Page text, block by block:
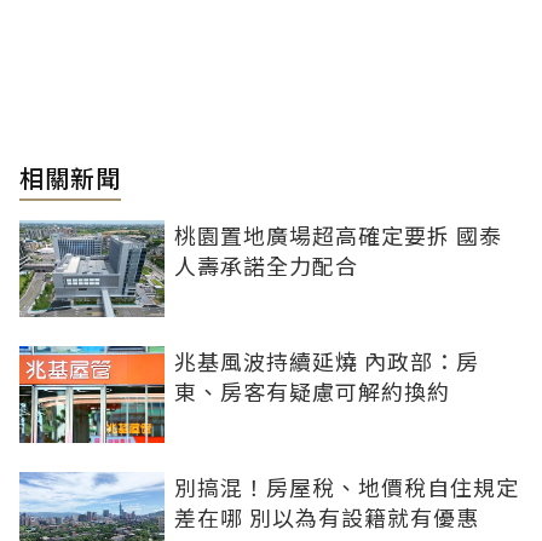
相關新聞
桃園置地廣場超高確定要拆 國泰
人壽承諾全力配合
兆基風波持續延燒 內政部：房
東、房客有疑慮可解約換約
別搞混！房屋稅、地價稅自住規定
差在哪 別以為有設籍就有優惠